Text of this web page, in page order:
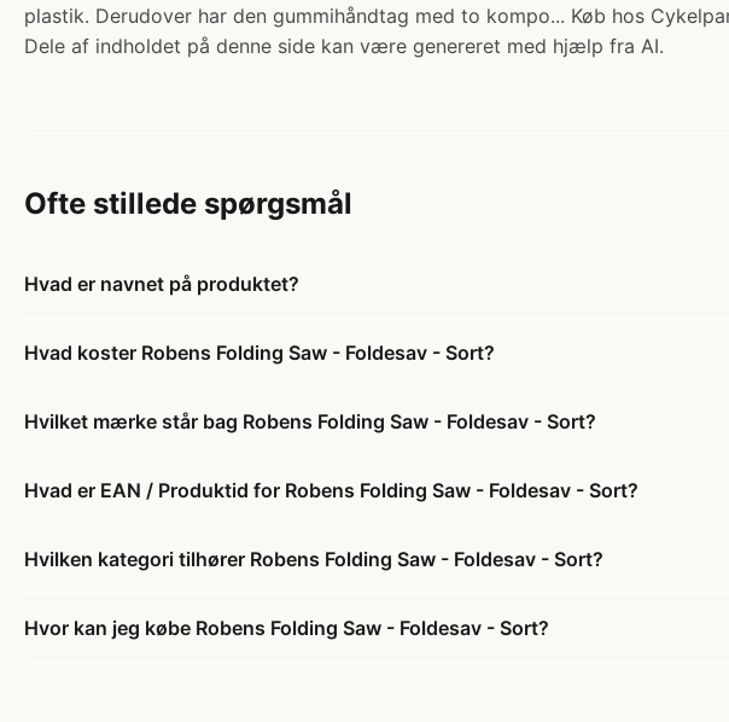
plastik. Derudover har den gummihåndtag med to kompo... Køb hos
Dele af indholdet på denne side kan være genereret med hjælp fra AI.
Ofte stillede spørgsmål
Hvad er navnet på produktet?
Hvad koster Robens Folding Saw - Foldesav - Sort?
Hvilket mærke står bag Robens Folding Saw - Foldesav - Sort?
Hvad er EAN / Produktid for Robens Folding Saw - Foldesav - Sort?
Hvilken kategori tilhører Robens Folding Saw - Foldesav - Sort?
Hvor kan jeg købe Robens Folding Saw - Foldesav - Sort?